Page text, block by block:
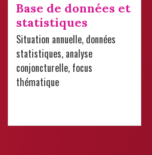
Base de données et
statistiques
Situation annuelle, données
statistiques, analyse
conjoncturelle, focus
thématique